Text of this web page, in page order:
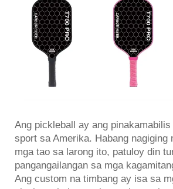
Ang pickleball ay ang
sport sa Amerika. Habang nagiging
mga tao sa larong ito, patuloy din
pangangailangan sa mga
Ang custom na timbang ay isa sa